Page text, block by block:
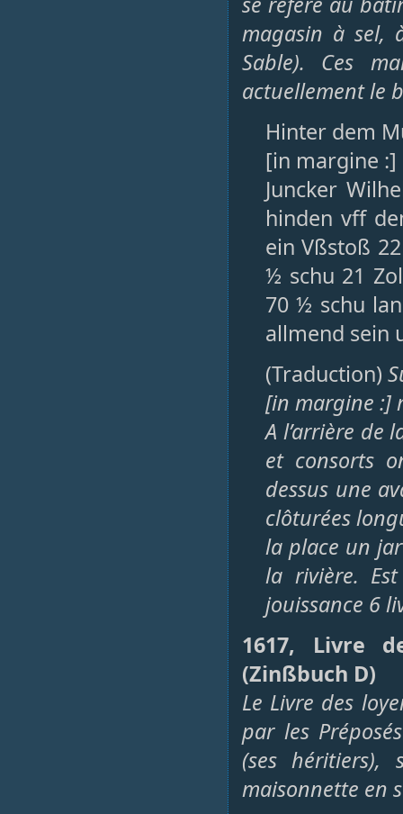
magasin à sel,
Sable). Ces
actuellement le
Hinter dem
[in margine :]
Juncker
hinden vff
ein Vßstoß
½ schu 21
70 ½ schu
allmend sein
(Traduction)
[in margine :]
A l’arrière de
et consorts
dessus une
clôturées
la place un
la rivière.
jouissance 6
1617, Livre
(Zinßbuch D)
Le Livre des
par les
(ses
maisonnette en